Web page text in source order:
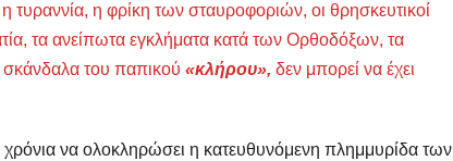
τυραννία, η φρίκη των σταυροφοριών, οι θρησκευτικοί
τα ανείπωτα εγκλήματα κατά των Ορθοδόξων, τα
σκάνδαλα του παπικού «κλήρου», δεν μπορεί να έχει
να ολοκληρώσει η κατευθυνόμενη πλημμυρίδα των